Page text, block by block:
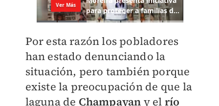
Por esta razón los pobladores
han estado denunciando la
situación, pero también porque
existe la preocupación de que la
laguna de Champayan y el río